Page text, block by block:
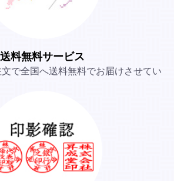
送料無料サービス
で全国へ送料無料でお届けさせてい